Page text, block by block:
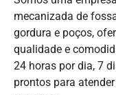
mecanizada de
gordura e poços,
qualidade e
24 horas por dia, 7
prontos para